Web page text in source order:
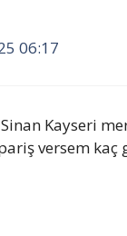
06:17
Kayseri
versem kaç